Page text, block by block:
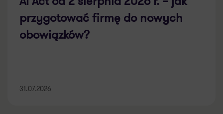
przygotować firmę do nowych
obowiązków?
31.07.2026